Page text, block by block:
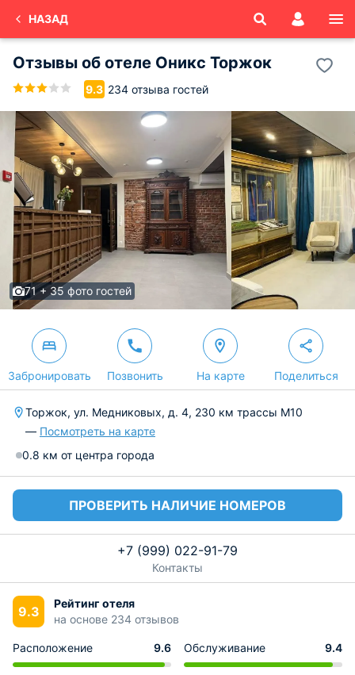
НАЗАД
Отзывы об отеле Оникс Торжок
9.3 234 отзыва гостей
71 + 35 фото гостей
Забронировать Позвонить На карте Поделиться
Торжок, ул. Медниковых, д. 4, 230 км трассы М10
— Посмотреть на карте
0.8 км от центра города
ПРОВЕРИТЬ НАЛИЧИЕ НОМЕРОВ
+7 (999) 022-91-79
Контакты
9.3
Рейтинг отеля
на основе 234 отзывов
Расположение 9.6 Обслуживание 9.4